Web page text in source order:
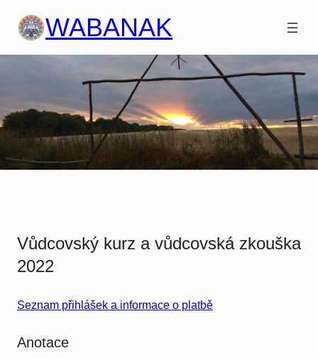
WABANAK
Vůdcovský kurz a vůdcovská zkouška
2022
Seznam přihlášek a informace o platbě
Anotace